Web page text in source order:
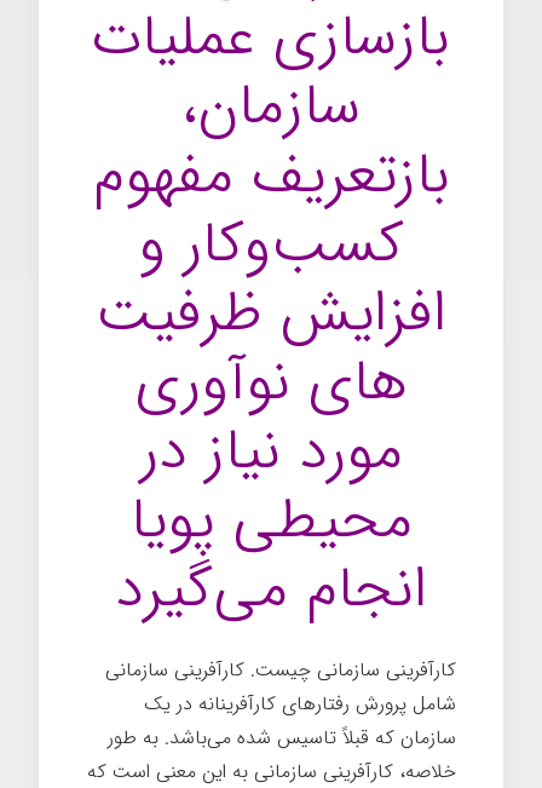
بازسازی عملیات
سازمان­،
بازتعریف مفهوم
کسب‌وکار و
افزایش ظرفیت­‌
های نوآوری
مورد نیاز در
محیطی پویا
انجام می‌گیرد
کارآفرینی سازمانی چیست. کارآفرینی سازمانی
شامل پرورش رفتارهای کارآفرینانه در یک
سازمان که قبلاً تاسیس شده می­‌باشد. به طور
خلاصه، کارآفرینی سازمانی به این معنی است که